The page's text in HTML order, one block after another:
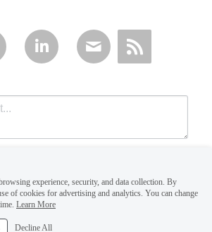
experience, security, and data collection. By
of cookies for advertising and analytics. You can change
Learn More
Decline All